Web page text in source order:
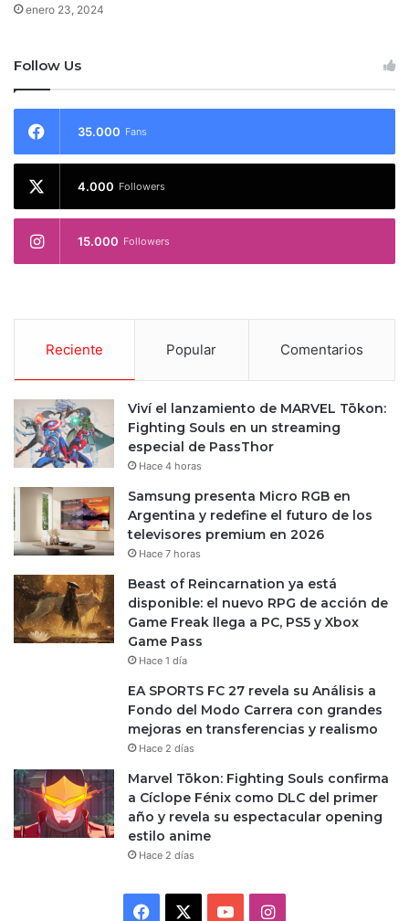
enero 23, 2024
Follow Us
35.000 Fans
4.000 Followers
15.000 Followers
Reciente Popular Comentarios
Viví el lanzamiento de MARVEL Tōkon:
Fighting Souls en un streaming
especial de PassThor
Hace 4 horas
Samsung presenta Micro RGB en
Argentina y redefine el futuro de los
televisores premium en 2026
Hace 7 horas
Beast of Reincarnation ya está
disponible: el nuevo RPG de acción de
Game Freak llega a PC, PS5 y Xbox
Game Pass
Hace 1 día
EA SPORTS FC 27 revela su Análisis a
Fondo del Modo Carrera con grandes
mejoras en transferencias y realismo
Hace 2 días
Marvel Tōkon: Fighting Souls confirma
a Cíclope Fénix como DLC del primer
año y revela su espectacular opening
estilo anime
Hace 2 días
Facebook YouTubeInstagram